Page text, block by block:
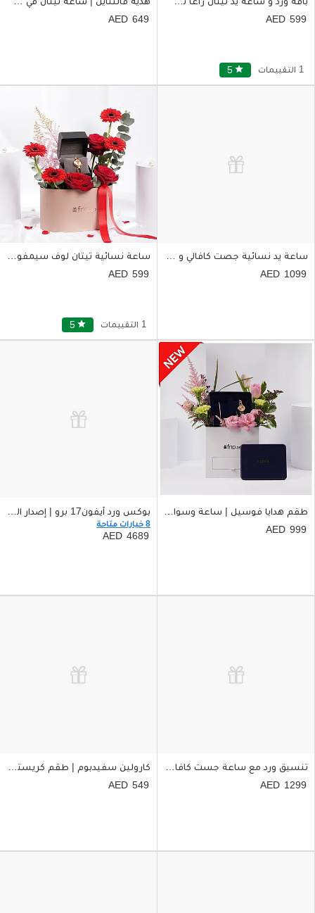
599
5 star 1 التقييمات
649
ساعة يد نسائية جصت كافالي و بوكس ورد
1099
ساعة نسائية تيتان لوف سيمفوني مع بوكس ورد أحمر
599
5 star 1 التقييمات
طقم هدايا فوسيل | ساعة وسوار ذهبي مع ورد للنساء
999
بوكس ورد آيفون17 برو | إصدار الشرق الأوسط
8 خيارات متاحة
4689
تنسيق ورد مع ساعة جست كافالي للنساء
1299
كارولين سفيدبوم | طقم كريستال سواروفسكي مع ورد
549